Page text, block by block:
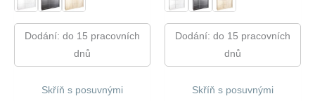
Dodání: do 15 pracovních
dnů
Skříň s posuvnými
Dodání: do 15 pracovních
dnů
Skříň s posuvnými